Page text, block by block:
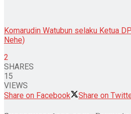
Komarudin Watubun selaku Ketua
Nehe)
2
SHARES
15
VIEWS
Share on Facebook
Share on